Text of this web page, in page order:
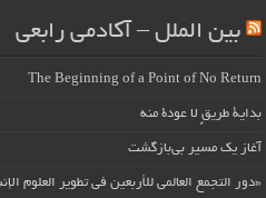
بین الملل – آکادمی رابعی
The Beginning of a Point of No Return
بداية طريقٍ لا عودة منه
آغاز یک مسیر بی‌بازگشت
«دور التجمع العالمي للأربعين في تطوير العلوم